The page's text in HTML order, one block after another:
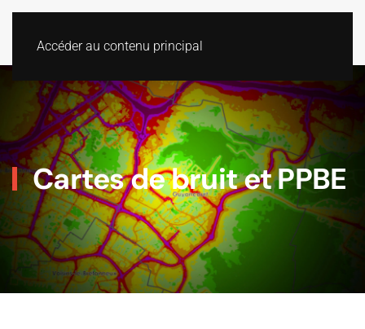
Accéder au contenu principal
Cartes de bruit et PPBE